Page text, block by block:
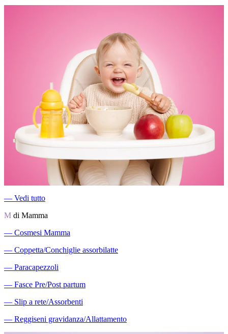
― Vedi tutto
M di Mamma
― Cosmesi Mamma
― Coppetta/Conchiglie assorbilatte
― Paracapezzoli
― Fasce Pre/Post partum
― Slip a rete/Assorbenti
― Reggiseni gravidanza/Allattamento